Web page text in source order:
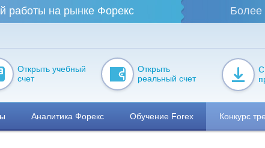
работы на рынке Форекс Более
Открыть учебный
счет
Открыть
реальный счет
Аналитика Форекс Обучение Forex Конкурс